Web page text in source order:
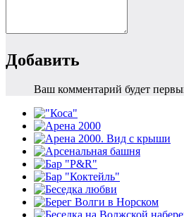
Добавить
Ваш комментарий будет